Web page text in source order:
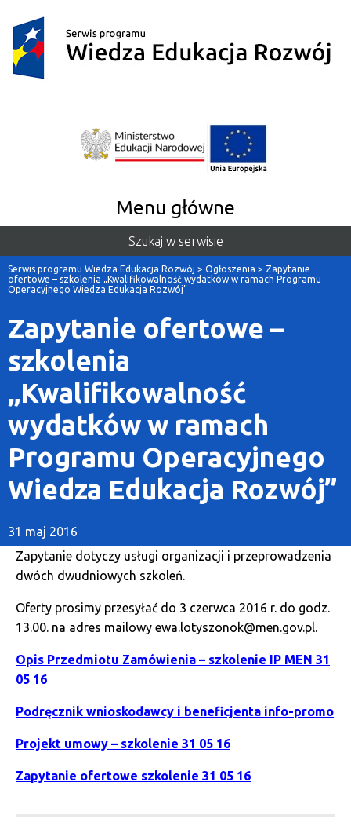
Menu główne
Szukaj w serwisie
Serwis programu Wiedza Edukacja Rozwój > Ogłoszenia > Zapytanie
ofertowe – szkolenia „Kwalifikowalność wydatków w ramach Programu
Operacyjnego Wiedza Edukacja Rozwój”
Zapytanie ofertowe –
szkolenia
„Kwalifikowalność
wydatków w ramach
Programu Operacyjnego
Wiedza Edukacja Rozwój”
31 maj 2016
Zapytanie dotyczy usługi organizacji i przeprowadzenia
dwóch dwudniowych szkoleń.
Oferty prosimy przesyłać do 3 czerwca 2016 r. do godz.
13.00. na adres mailowy ewa.lotyszonok@men.gov.pl.
Opis Przedmiotu Zamówienia – szkolenie IP MEN 31
05 16
Podręcznik wnioskodawcy i beneficjenta info-promo
Projekt umowy – szkolenie 31 05 16
Zapytanie ofertowe szkolenie 31 05 16